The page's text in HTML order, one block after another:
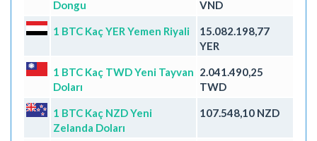
Dongu
VND
1 BTC Kaç YER Yemen Riyali
15.082.198,77
YER
1 BTC Kaç TWD Yeni Tayvan
Doları
2.041.490,25
TWD
1 BTC Kaç NZD Yeni
Zelanda Doları
107.548,10 NZD